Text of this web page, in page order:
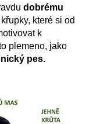
dobrému
které si od
k
plemeno, jako
pes.